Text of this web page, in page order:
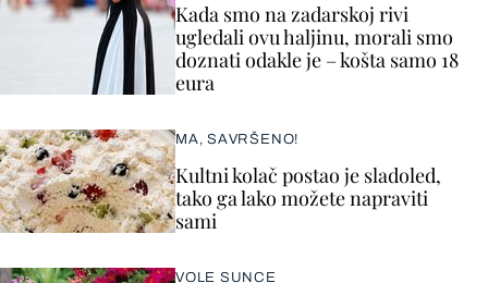
Kada smo na zadarskoj rivi
ugledali ovu haljinu, morali smo
doznati odakle je – košta samo 18
eura
MA, SAVRŠENO!
Kultni kolač postao je sladoled,
tako ga lako možete napraviti
sami
VOLE SUNCE